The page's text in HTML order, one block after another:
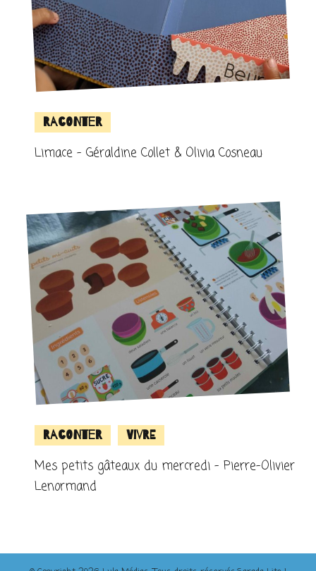
Raconter
Limace – Géraldine Collet & Olivia Cosneau
Raconter Vivre
Mes petits gâteaux du mercredi – Pierre-Olivier
Lenormand